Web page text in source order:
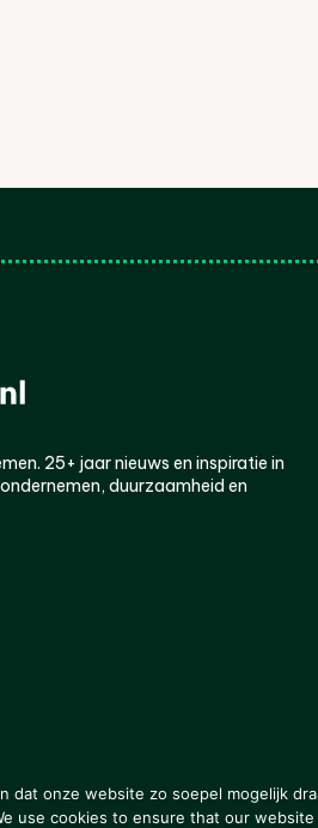
25+ jaar nieuws en inspiratie in
duurzaamheid en
Disclaimer Privacy
dat onze website zo soepel mogelijk
use cookies to ensure that our